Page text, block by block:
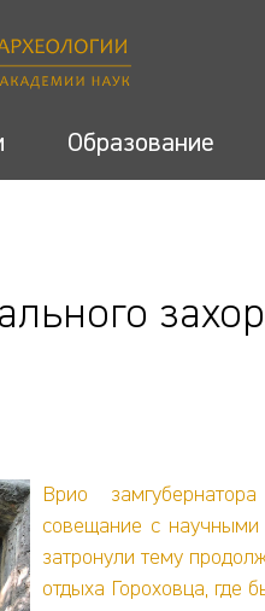
Образование
Врио
совещание с научными
затронули тему
отдыха Гороховца, где